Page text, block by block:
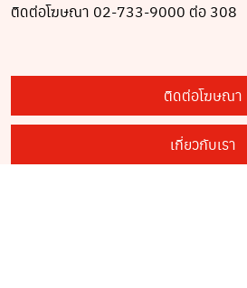
ติดต่อโฆษณา 02-733-9000 ต่อ 308
ติดต่อโฆษณา
เกี่ยวกับเรา